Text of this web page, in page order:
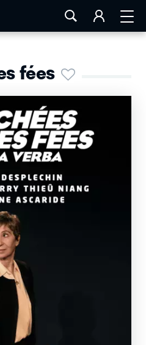
LA ROCHELLE
fées